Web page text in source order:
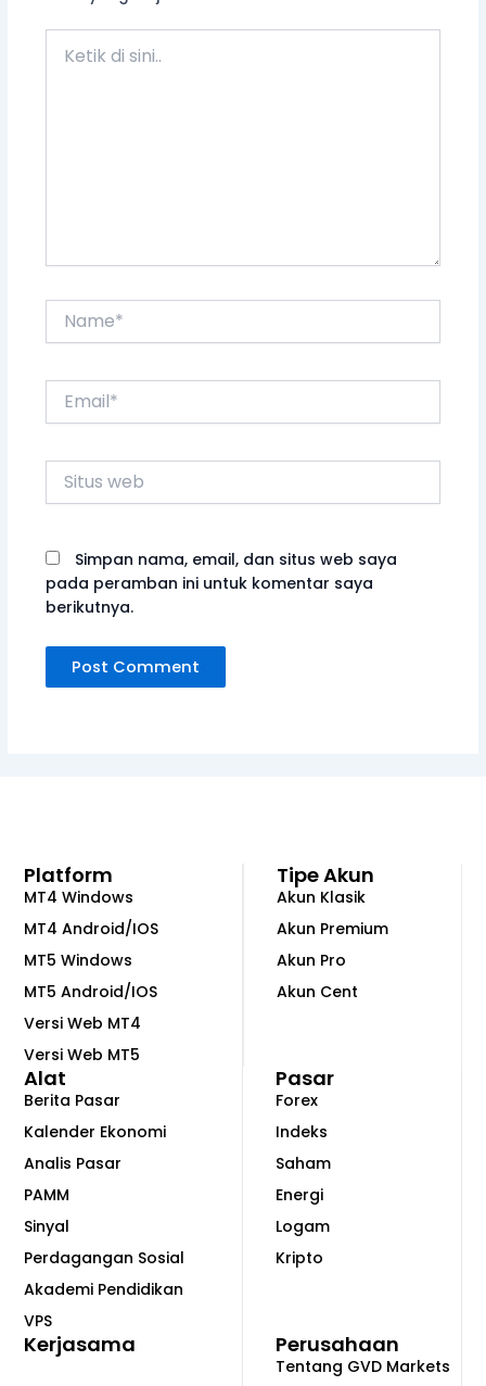
Situs
web
Simpan nama, email, dan situs web saya
pada peramban ini untuk komentar saya
berikutnya.
Tipe Akun
Akun Klasik
Akun Premium
Akun Pro
Akun Cent
Platform
MT4 Windows
MT4 Android/IOS
MT5 Windows
MT5 Android/IOS
Versi Web MT4
Versi Web MT5
Pasar
Forex
Indeks
Saham
Energi
Logam
Kripto
Alat
Berita Pasar
Kalender Ekonomi
Analis Pasar
PAMM
Sinyal
Perdagangan Sosial
Akademi Pendidikan
VPS
Perusahaan
Tentang GVD Markets
Kerjasama